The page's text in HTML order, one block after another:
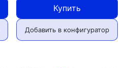
Купить
Добавить в конфигуратор